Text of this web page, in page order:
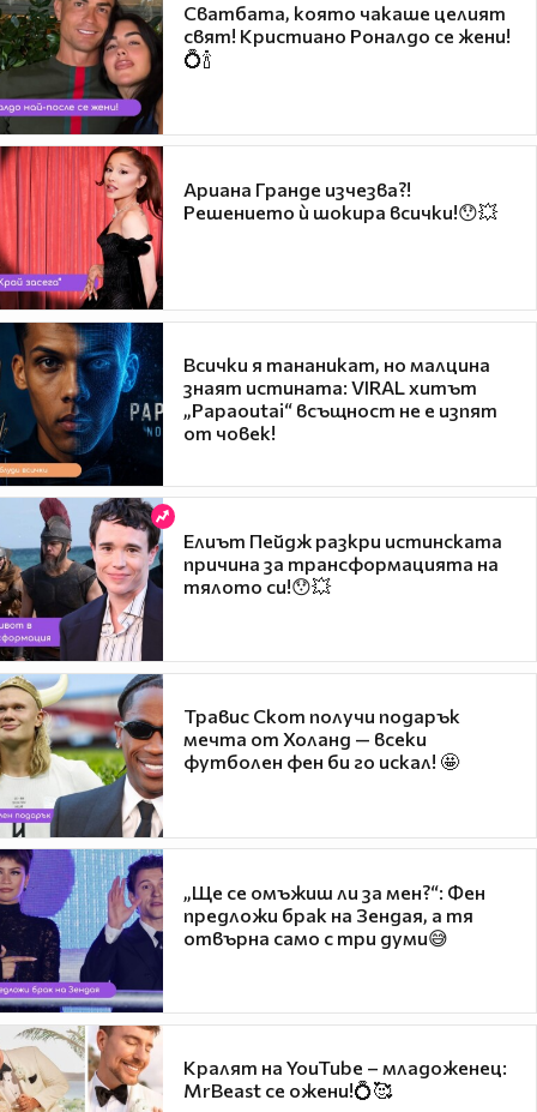
Сватбата, която чакаше целият
свят! Кристиано Роналдо се жени!
💍🍾
Ариана Гранде изчезва?!
Решението ѝ шокира всички!😯💥
Всички я тананикат, но малцина
знаят истината: VIRAL хитът
„Papaoutai“ всъщност не е изпят
от човек!
Елиът Пейдж разкри истинската
причина за трансформацията на
тялото си!😯💥
Травис Скот получи подарък
мечта от Холанд — всеки
футболен фен би го искал! 🤩
„Ще се омъжиш ли за мен?“: Фен
предложи брак на Зендая, а тя
отвърна само с три думи😅
Кралят на YouTube – младоженец:
MrBeast се ожени!💍🥰